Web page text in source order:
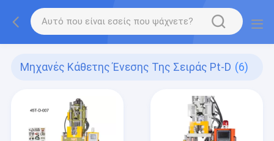
Μηχανές Κάθετης Ένεσης Της Σειράς Pt-D (6)